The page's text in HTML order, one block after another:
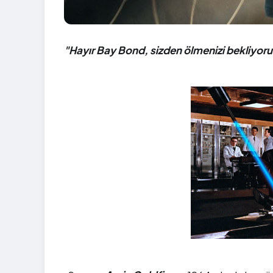
"Hayır Bay Bond, sizden ölmenizi